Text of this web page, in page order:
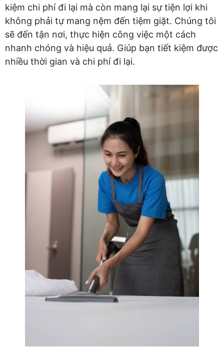
kiệm chi phí đi lại mà còn mang lại sự tiện lợi khi
không phải tự mang nệm đến tiệm giặt. Chúng tôi
sẽ đến tận nơi, thực hiện công việc một cách
nhanh chóng và hiệu quả. Giúp bạn tiết kiệm được
nhiều thời gian và chi phí đi lại.